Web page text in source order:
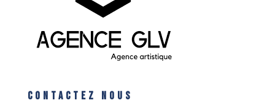
CONTACTEZ NOUS